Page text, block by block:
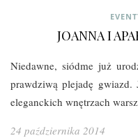
JOANNA I
Niedawne, siódme już
prawdziwą plejadę gwiazd.
eleganckich wnętrzach
24 października 2014